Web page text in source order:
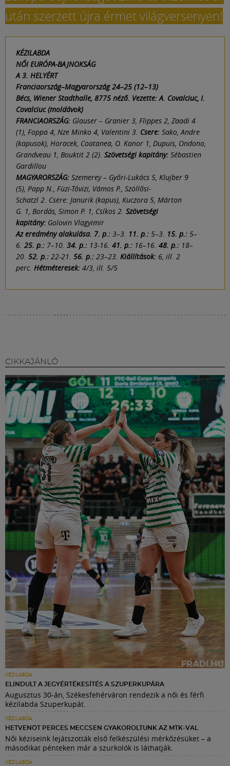
után szerzett újra érmet világversenyen!
KÉZILABDA
NŐI EURÓPA-BAJNOKSÁG
A 3. HELYÉRT
Franciaország–Magyarország 24–25 (12–13)
Bécs, Wiener Stadthalle, 8775 néző. Vezette: A. Covalciuc, I.
Covalciuc (moldávok)
FRANCIAORSZÁG: Glauser – Granier 3, Flippes 2, Zaadi 4
(1), Foppa 4, Nze Minko 4, Valentini 3. Csere: Sako, Andre
(kapusok), Horacek, Coatanea, O. Kanor 1, Dupuis, Ondono,
Grandveau 1, Bouktit 2 (2). Szövetségi kapitány: Sébastien
Gardillou
MAGYARORSZÁG: Szemerey – Győri-Lukács 5, Klujber 9
(5), Papp N., Füzi-Tóvizi, Vámos P., Szöllősi-
Schatzl 2. Csere: Janurik (kapus), Kuczora 5, Márton
G. 1, Bordás, Simon P. 1, Csíkos 2. Szövetségi
kapitány: Golovin Vlagyimir
Az eredmény alakulása. 7. p.: 3–3. 11. p.: 5–3. 15. p.: 5–
6. 25. p.: 7–10. 34. p.: 13-16. 41. p.: 16–16. 48. p.: 18–
20. 52. p.: 22-21. 56. p.: 23–23. Kiállítások: 6, ill. 2
perc. Hétméteresek: 4/3, ill. 5/5
CIKKAJÁNLÓ
KÉZILABDA
ELINDULT A JEGYÉRTÉKESÍTÉS A SZUPERKUPÁRA
Augusztus 30-án, Székesfehérváron rendezik a női és férfi
kézilabda Szuperkupát.
KÉZILABDA
HETVENÖT PERCES MECCSEN GYAKOROLTUNK AZ MTK-VAL
Női kéziseink lejátszották első felkészülési mérkőzésüket – a
másodikat pénteken már a szurkolók is láthatják.
KÉZILABDA